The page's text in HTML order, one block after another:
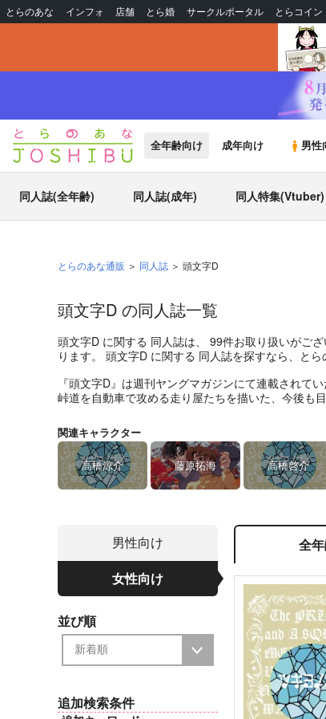
とらのあな インフォ 店舗 とら婚 サークルポータル とらコイン
全年齢向け 成年向け 男性
同人誌(全年齢) 同人誌(成年) 同人特集(Vtuber)
とらのあな通販 同人誌 頭文字D
頭文字D の同人誌一覧
頭文字D に関する 同人誌は、 99件お取り扱いがござ
ります。 頭文字D に関する 同人誌を探すなら、とら
『頭文字D』は週刊ヤングマガジンにて連載されて
峠道を自動車で攻める走り屋たちを描いた、今後も
関連キャラクター
高橋涼介 藤原拓海 高橋啓介
男性向け
女性向け
並び順
追加検索条件
全